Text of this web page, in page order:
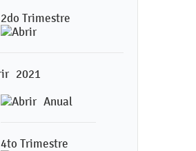
2do Trimestre
2021
Anual
4to Trimestre